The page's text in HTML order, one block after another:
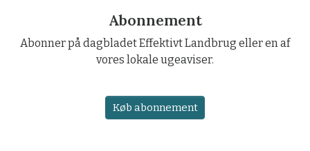
Abonnement
Abonner på dagbladet Effektivt Landbrug eller en af
vores lokale ugeaviser.
Køb abonnement